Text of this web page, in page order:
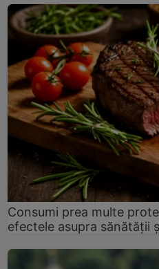
Consumi prea multe
efectele asupra sănătății